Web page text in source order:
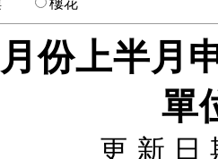
樓花
份上半月
單
更 新 日